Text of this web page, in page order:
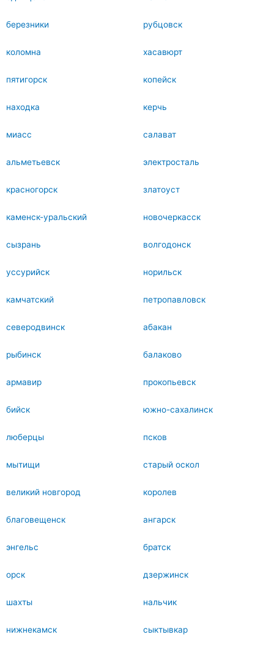
березники рубцовск
коломна хасавюрт
пятигорск копейск
находка керчь
миасс салават
альметьевск электросталь
красногорск златоуст
каменск-уральский новочеркасск
сызрань волгодонск
уссурийск норильск
камчатский петропавловск
северодвинск абакан
рыбинск балаково
армавир прокопьевск
бийск южно-сахалинск
люберцы псков
мытищи старый оскол
великий новгород королев
благовещенск ангарск
энгельс братск
орск дзержинск
шахты нальчик
нижнекамск сыктывкар